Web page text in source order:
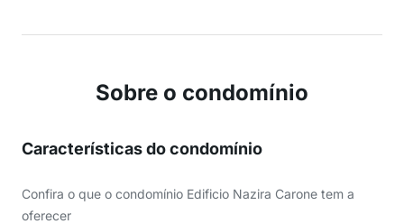
Sobre o condomínio
Características do condomínio
Confira o que o condomínio Edificio Nazira Carone tem a
oferecer